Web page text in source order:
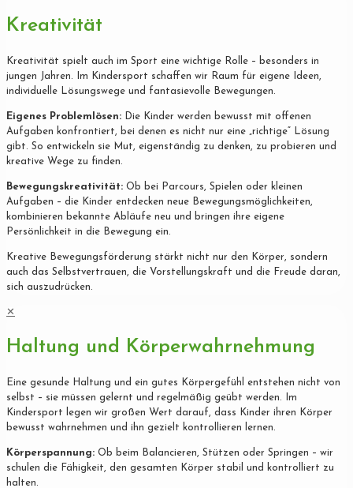
Kreativität
Kreativität spielt auch im Sport eine wichtige Rolle – besonders in
jungen Jahren. Im Kindersport schaffen wir Raum für eigene Ideen,
individuelle Lösungswege und fantasievolle Bewegungen.
Eigenes Problemlösen: Die Kinder werden bewusst mit offenen
Aufgaben konfrontiert, bei denen es nicht nur eine „richtige“ Lösung
gibt. So entwickeln sie Mut, eigenständig zu denken, zu probieren und
kreative Wege zu finden.
Bewegungskreativität: Ob bei Parcours, Spielen oder kleinen
Aufgaben – die Kinder entdecken neue Bewegungsmöglichkeiten,
kombinieren bekannte Abläufe neu und bringen ihre eigene
Persönlichkeit in die Bewegung ein.
Kreative Bewegungsförderung stärkt nicht nur den Körper, sondern
auch das Selbstvertrauen, die Vorstellungskraft und die Freude daran,
sich auszudrücken.
✕
Haltung und Körperwahrnehmung
Eine gesunde Haltung und ein gutes Körpergefühl entstehen nicht von
selbst – sie müssen gelernt und regelmäßig geübt werden. Im
Kindersport legen wir großen Wert darauf, dass Kinder ihren Körper
bewusst wahrnehmen und ihn gezielt kontrollieren lernen.
Körperspannung: Ob beim Balancieren, Stützen oder Springen – wir
schulen die Fähigkeit, den gesamten Körper stabil und kontrolliert zu
halten.